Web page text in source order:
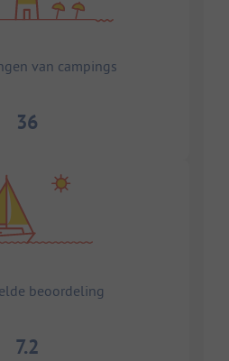
van campings
36
beoordeling
7.2